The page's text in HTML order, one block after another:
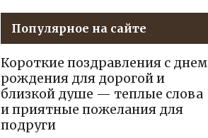
Популярное на сайте
Короткие поздравления с днем
рождения для дорогой и
близкой душе — теплые слова
и приятные пожелания для
подруги